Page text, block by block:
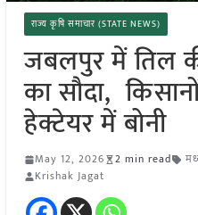
राज्य कृषि समाचार (STATE NEWS)
जबलपुर में तिल
का सौदा,
हेक्टेयर में बोनी
May 12, 2026 2 min read
Krishak Jagat